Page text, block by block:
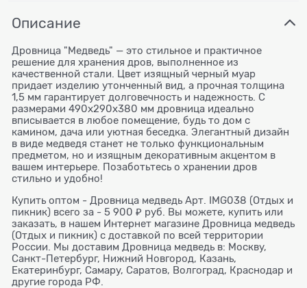
Описание
Дровница "Медведь" — это стильное и практичное
решение для хранения дров, выполненное из
качественной стали. Цвет изящный черный муар
придает изделию утонченный вид, а прочная толщина
1,5 мм гарантирует долговечность и надежность. С
размерами 490х290х380 мм дровница идеально
вписывается в любое помещение, будь то дом с
камином, дача или уютная беседка. Элегантный дизайн
в виде медведя станет не только функциональным
предметом, но и изящным декоративным акцентом в
вашем интерьере. Позаботьтесь о хранении дров
стильно и удобно!
Купить оптом - Дровница медведь Арт. IMG038 (Отдых и
пикник) всего за - 5 900 ₽ руб. Вы можете, купить или
заказать, в нашем Интернет магазине Дровница медведь
(Отдых и пикник) с доставкой по всей территории
России. Мы доставим Дровница медведь в: Москву,
Санкт-Петербург, Нижний Новгород, Казань,
Екатеринбург, Самару, Саратов, Волгоград, Краснодар и
другие города РФ.